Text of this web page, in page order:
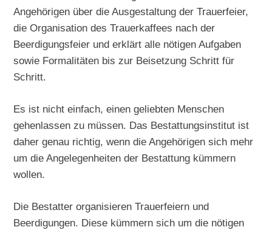
Angehörigen über die Ausgestaltung der Trauerfeier,
die Organisation des Trauerkaffees nach der
Beerdigungsfeier und erklärt alle nötigen Aufgaben
sowie Formalitäten bis zur Beisetzung Schritt für
Schritt.
Es ist nicht einfach, einen geliebten Menschen
gehenlassen zu müssen. Das Bestattungsinstitut ist
daher genau richtig, wenn die Angehörigen sich mehr
um die Angelegenheiten der Bestattung kümmern
wollen.
Die Bestatter organisieren Trauerfeiern und
Beerdigungen. Diese kümmern sich um die nötigen